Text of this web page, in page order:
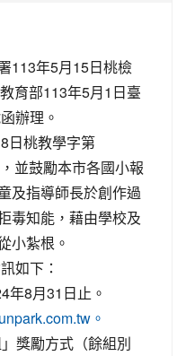
113年5月15日桃檢
育部113年5月1日臺
辦理。
日桃教學字第
並鼓勵本市各國小報
及指導師長於創作過
毒知能，藉由學校及
小紮根。
如下：
年8月31日止。
。
獎勵方式（餘組別